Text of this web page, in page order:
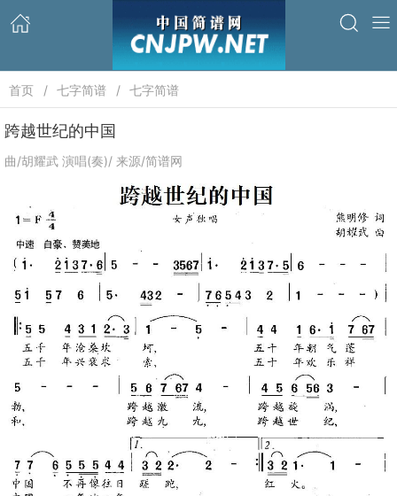
首页 七字简谱 七字简谱
跨越世纪的中国
曲/胡耀武 演唱(奏)/ 来源/简谱网